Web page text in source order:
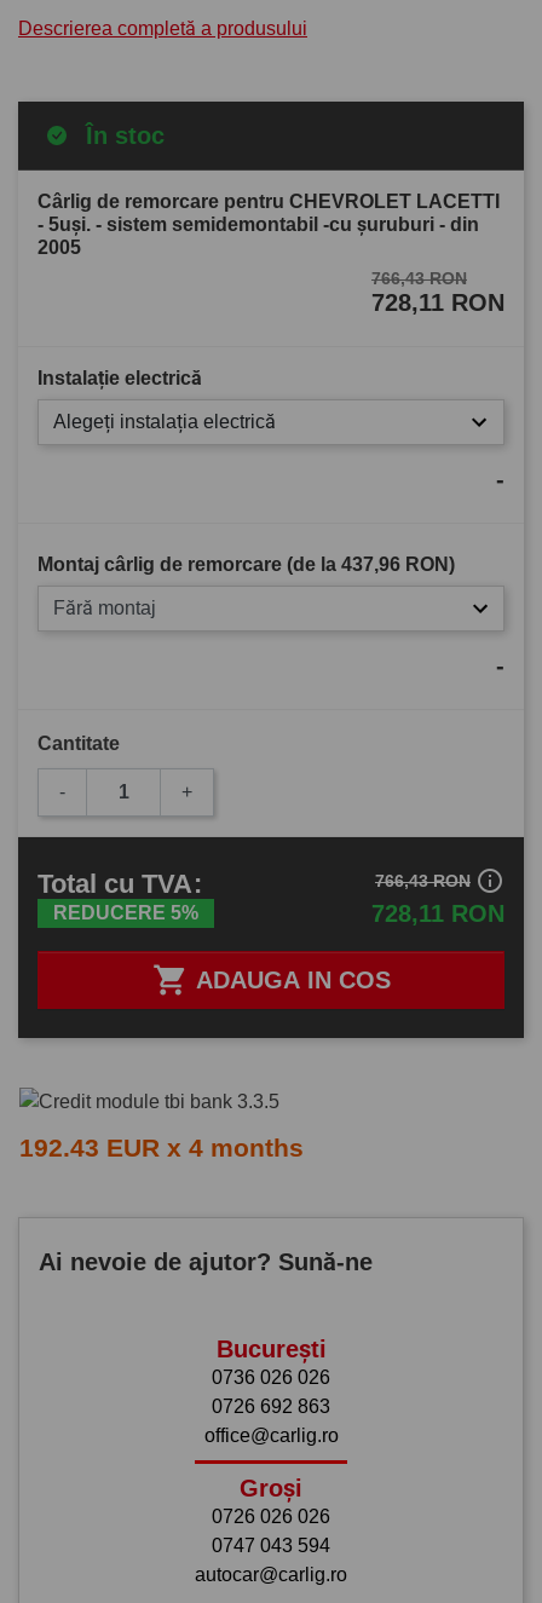
Descrierea completă a produsului
În stoc
Cârlig de remorcare pentru CHEVROLET LACETTI
- 5uşi. - sistem semidemontabil -cu şuruburi - din
2005
766,43 RON
728,11 RON
Instalație electrică
Alegeți instalația electrică
-
Montaj cârlig de remorcare (de la 437,96 RON)
Fără montaj
-
Cantitate
- +
 ADAUGA IN COS
Total cu TVA:
REDUCERE 5% 728,11 RON
766,43 RON info_outline
192.43 EUR x 4 months
Ai nevoie de ajutor? Sună-ne
București
0736 026 026
0726 692 863
office@carlig.ro
Groși
0726 026 026
0747 043 594
autocar@carlig.ro